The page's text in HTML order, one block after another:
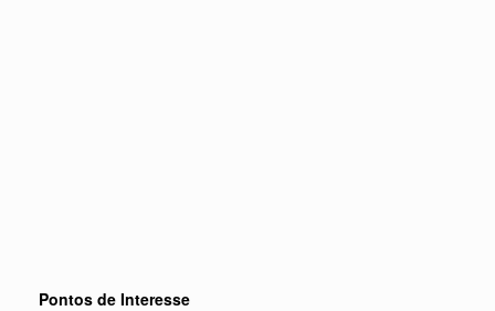
Pontos de Interesse